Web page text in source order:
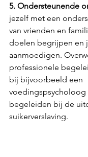
5. Ondersteunende
jezelf met een
van vrienden en
doelen begrijpen en
aanmoedigen.
professionele
bij bijvoorbeeld een
voedingspsycholoog
begeleiden bij de
suikerverslaving.